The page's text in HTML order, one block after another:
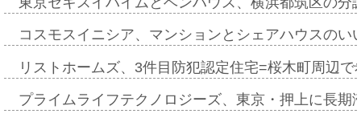
コスモスイニシア、マンションとシェアハウスの
リストホームズ、3件目防犯認定住宅=桜木町周辺
プライムライフテクノロジーズ、東京・押上に長